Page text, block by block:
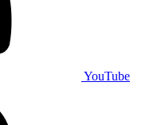
YouTube